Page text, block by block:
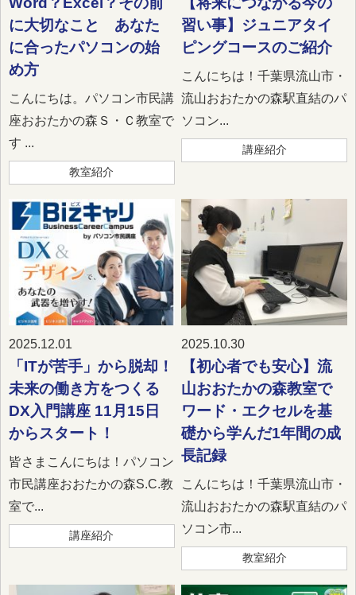
に大切なこと あなた
に合ったパソコンの始
め方
こんにちは。パソコン市民講
座おおたかの森Ｓ・Ｃ教室で
す ...
教室紹介
習い事】ジュニアタイ
ピングコースのご紹介
こんにちは！千葉県流山市・
流山おおたかの森駅直結のパ
ソコン...
講座紹介
2025.12.01
「ITが苦手」から脱却！
未来の働き方をつくる
DX入門講座 11月15日
からスタート！
皆さまこんにちは！パソコン
市民講座おおたかの森S.C.教
室で...
講座紹介
2025.10.30
【初心者でも安心】流
山おおたかの森教室で
ワード・エクセルを基
礎から学んだ1年間の成
長記録
こんにちは！千葉県流山市・
流山おおたかの森駅直結のパ
ソコン市...
教室紹介